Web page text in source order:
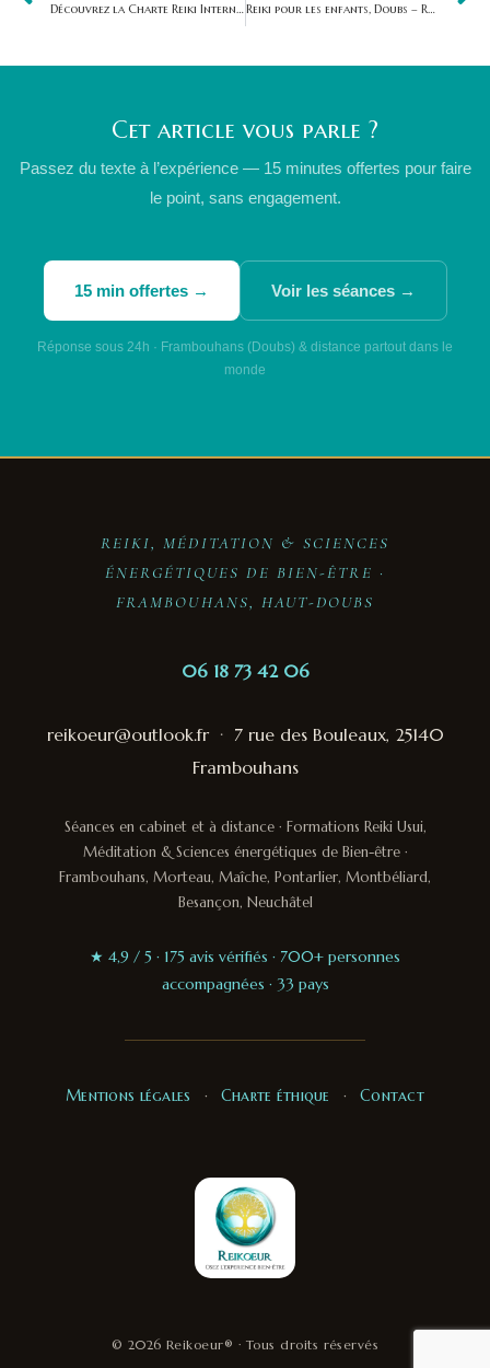
Découvrez la Charte Reiki International Reiki pour les enfants, Doubs – Retour d’expérience
Cet article vous parle ?
Passez du texte à l’expérience — 15 minutes offertes pour faire
le point, sans engagement.
15 min offertes → Voir les séances →
Réponse sous 24h · Frambouhans (Doubs) & distance partout dans le
monde
REIKI, MÉDITATION & SCIENCES
ÉNERGÉTIQUES DE BIEN-ÊTRE ·
FRAMBOUHANS, HAUT-DOUBS
06 18 73 42 06
reikoeur@outlook.fr · 7 rue des Bouleaux, 25140
Frambouhans
Séances en cabinet et à distance · Formations Reiki Usui,
Méditation & Sciences énergétiques de Bien-être ·
Frambouhans, Morteau, Maîche, Pontarlier, Montbéliard,
Besançon, Neuchâtel
★ 4,9 / 5 · 175 avis vérifiés · 700+ personnes
accompagnées · 33 pays
Mentions légales · Charte éthique · Contact
© 2026 Reikoeur® · Tous droits réservés